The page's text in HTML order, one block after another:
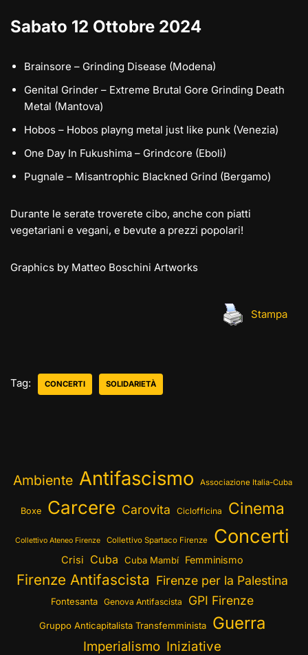
Sabato 12 Ottobre 2024
Brainsore – Grinding Disease (Modena)
Genital Grinder – Extreme Brutal Gore Grinding Death
Metal (Mantova)
Hobos – Hobos playng metal just like punk (Venezia)
One Day In Fukushima – Grindcore (Eboli)
Pugnale – Misantrophic Blackned Grind (Bergamo)
Durante le serate troverete cibo, anche con piatti
vegetariani e vegani, e bevute a prezzi popolari!
Graphics by Matteo Boschini Artworks
Stampa
Tag: CONCERTI SOLIDARIETÀ
Ambiente Antifascismo Associazione Italia-Cuba
Boxe Carcere Carovita Ciclofficina Cinema
Collettivo Ateneo Firenze Collettivo Spartaco Firenze Concerti
Crisi Cuba Cuba Mambí Femminismo
Firenze Antifascista Firenze per la Palestina
Fontesanta Genova Antifascista GPI Firenze
Gruppo Anticapitalista Transfemminista Guerra
Imperialismo Iniziative